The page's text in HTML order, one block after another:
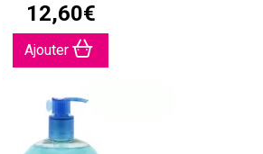
12,60€
Ajouter